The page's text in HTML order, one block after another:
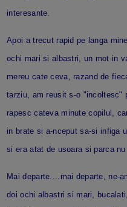
interesante.
Apoi a trecut rapid pe langa
ochi mari si albastri, un mot in
mereu cate ceva, razand de
tarziu, am reusit s-o "incoltesc"
rapesc cateva minute copilul,
in brate si a-nceput sa-si infiga
si era atat de usoara si parca
Mai departe....mai departe, ne-
doi ochi albastri si mari,